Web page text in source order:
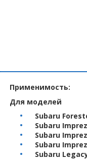
Применимость:
Для моделей
Subaru
Subaru
Subaru
Subaru
Subaru